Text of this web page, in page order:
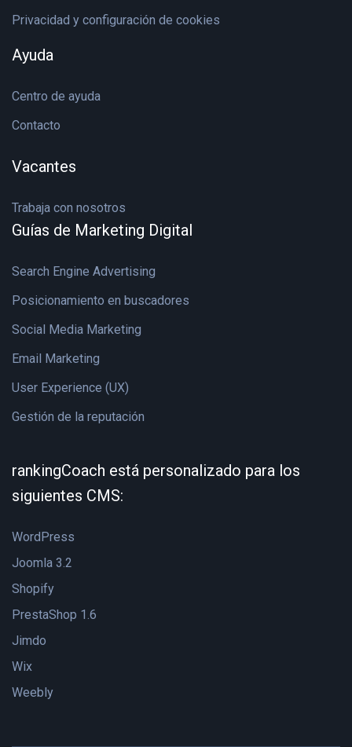
Privacidad y configuración de cookies
Ayuda
Centro de ayuda
Contacto
Vacantes
Trabaja con nosotros
Guías de Marketing Digital
Search Engine Advertising
Posicionamiento en buscadores
Social Media Marketing
Email Marketing
User Experience (UX)
Gestión de la reputación
rankingCoach está personalizado para los
siguientes CMS:
WordPress
Joomla 3.2
Shopify
PrestaShop 1.6
Jimdo
Wix
Weebly